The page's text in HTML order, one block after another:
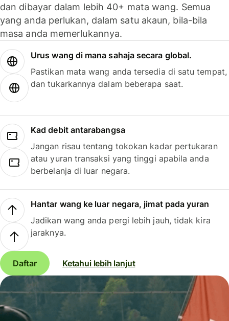
dan dibayar dalam lebih 40+ mata wang. Semua
yang anda perlukan, dalam satu akaun, bila-bila
masa anda memerlukannya.
Urus wang di mana sahaja secara global.
Pastikan mata wang anda tersedia di satu tempat,
dan tukarkannya dalam beberapa saat.
Kad debit antarabangsa
Jangan risau tentang tokokan kadar pertukaran
atau yuran transaksi yang tinggi apabila anda
berbelanja di luar negara.
Hantar wang ke luar negara, jimat pada yuran
Jadikan wang anda pergi lebih jauh, tidak kira
jaraknya.
Daftar Ketahui lebih lanjut